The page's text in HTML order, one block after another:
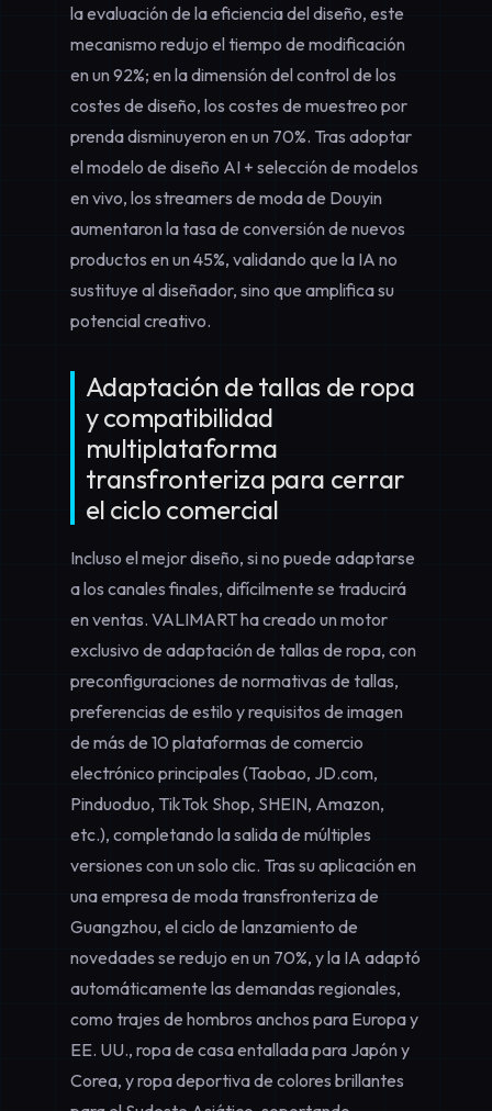
laevaluación de la eficiencia del diseño, este
mecanismo redujo el tiempo de modificación
en un 92%; en la dimensión delcontrol de los
costes de diseño, los costes de muestreo por
prenda disminuyeron en un 70%. Tras adoptar
el modelo de diseño AI + selección de modelos
en vivo, los streamers de moda de Douyin
aumentaron la tasa de conversión de nuevos
productos en un 45%, validando que la IA no
sustituye al diseñador, sino que amplifica su
potencial creativo.
Adaptación de tallas de ropa
y compatibilidad
multiplataforma
transfronteriza para cerrar
el ciclo comercial
Incluso el mejor diseño, si no puede adaptarse
a los canales finales, difícilmente se traducirá
en ventas. VALIMART ha creado un motor
exclusivo de adaptación de tallas de ropa, con
preconfiguraciones de normativas de tallas,
preferencias de estilo y requisitos de imagen
de más de 10 plataformas de comercio
electrónico principales (Taobao, JD.com,
Pinduoduo, TikTok Shop, SHEIN, Amazon,
etc.), completando la salida de múltiples
versiones con un solo clic. Tras su aplicación en
una empresa de moda transfronteriza de
Guangzhou, el ciclo de lanzamiento de
novedades se redujo en un 70%, y la IA adaptó
automáticamente las demandas regionales,
como trajes de hombros anchos para Europa y
EE. UU., ropa de casa entallada para Japón y
Corea, y ropa deportiva de colores brillantes